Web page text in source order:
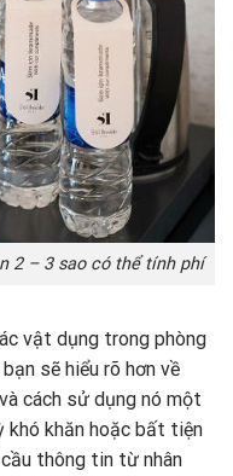
2 – 3 sao có thể tính phí
vật dụng trong phòng
sẽ hiểu rõ hơn về
cách sử dụng nó một
khó khăn hoặc bất tiện
thông tin từ nhân